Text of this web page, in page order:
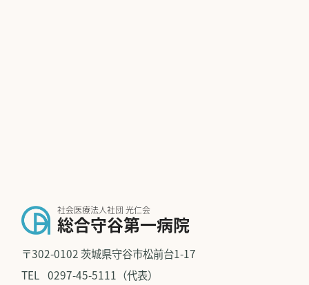
社会医療法人社団 光仁会
総合守谷第一病院
〒302-0102 茨城県守谷市松前台1-17
TEL 0297-45-5111（代表）